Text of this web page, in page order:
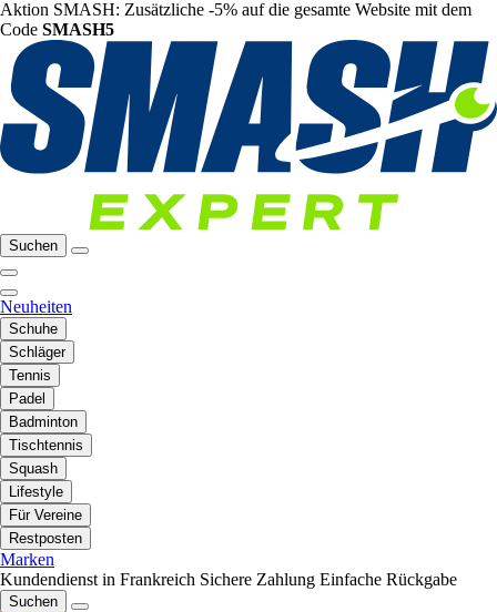
Aktion SMASH: Zusätzliche -5% auf die gesamte Website mit dem
Code SMASH5
Suchen
Neuheiten
Schuhe
Schläger
Tennis
Padel
Badminton
Tischtennis
Squash
Lifestyle
Für Vereine
Restposten
Marken
Kundendienst in Frankreich Sichere Zahlung Einfache Rückgabe
Suchen